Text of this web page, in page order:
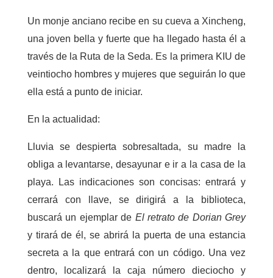
Un monje anciano recibe en su cueva a Xincheng,
una joven bella y fuerte que ha llegado hasta él a
través de la Ruta de la Seda. Es la primera KIU de
veintiocho hombres y mujeres que seguirán lo que
ella está a punto de iniciar.
En la actualidad:
Lluvia se despierta sobresaltada, su madre la
obliga a levantarse, desayunar e ir a la casa de la
playa. Las indicaciones son concisas: entrará y
cerrará con llave, se dirigirá a la biblioteca,
buscará un ejemplar de El retrato de Dorian Grey
y tirará de él, se abrirá la puerta de una estancia
secreta a la que entrará con un código. Una vez
dentro, localizará la caja número dieciocho y